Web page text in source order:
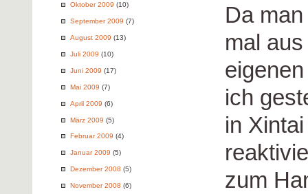
Oktober 2009 (10)
September 2009 (7)
August 2009 (13)
Juli 2009 (10)
Juni 2009 (17)
Mai 2009 (7)
April 2009 (6)
März 2009 (5)
Februar 2009 (4)
Januar 2009 (5)
Dezember 2008 (5)
November 2008 (6)
Da
mal
ich
in
zum